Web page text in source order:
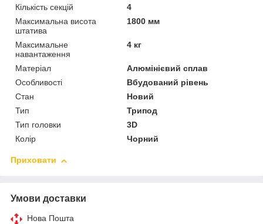
Кількість секцій
4
Максимальна висота
штатива
1800 мм
Максимальне
навантаження
4 кг
Матеріал
Алюмінієвий сплав
Особливості
Вбудований рівень
Стан
Новий
Тип
Трипод
Тип головки
3D
Колір
Чорний
Приховати
Умови доставки
Нова Пошта